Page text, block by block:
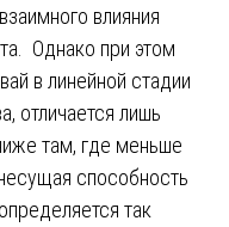
влияния
Однако при этом
в линейной стадии
отличается лишь
там, где меньше
способность
так